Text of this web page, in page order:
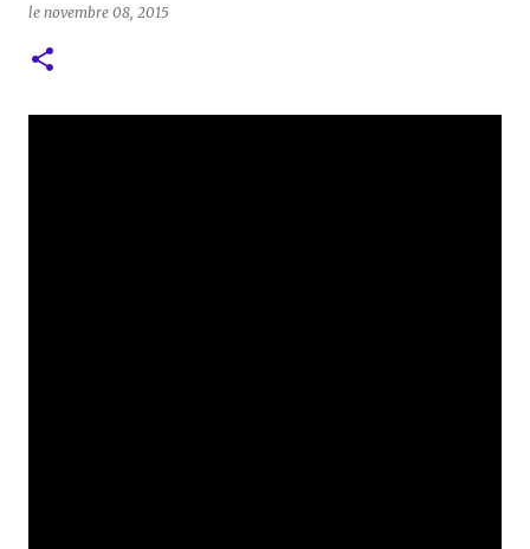
le novembre 08, 2015